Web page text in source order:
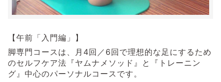
【午前「入門編」】
脚専門コースは、月4回／6回で理想的な足にするため
のセルフケア法『ヤムナメソッド』と『トレーニン
グ』中心のパーソナルコースです。